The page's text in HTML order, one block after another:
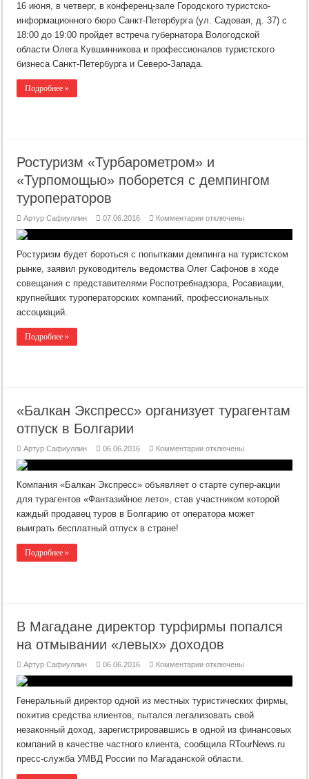
турбизнес
Петербурга
встречу
16 июня, в четверг, в конференц-зале Городского туристско-
информационного бюро Санкт-Петербурга (ул. Садовая, д. 37) с
18:00 до 19:00 пройдет встреча губернатора Вологодской
области Олега Кувшинникова и профессионалов туристского
бизнеса Санкт-Петербурга и Северо-Запада.
Подробнее »
Ростуризм «Турбарометром» и
«Турпомощью» поборется с демпингом
туроператоров
Артур Сафиуллин 07.06.2016 Комментариик
«Турбарометром»
«Турпомощью»
поборется
демпингом
отключены
Ростуризм будет бороться с попытками демпинга на туристском
рынке, заявил руководитель ведомства Олег Сафонов в ходе
совещания с представителями Роспотребнадзора, Росавиации,
крупнейших туроператорских компаний, профессиональных
ассоциаций.
Подробнее »
«Балкан Экспресс» организует турагентам
отпуск в Болгарии
Артур Сафиуллин 06.06.2016 Комментариик
Экспресс»
турагентам
отпуск
Болгарии
отключены
Компания «Балкан Экспресс» объявляет о старте супер-акции
для турагентов «Фантазийное лето», став участником которой
каждый продавец туров в Болгарию от оператора может
выиграть бесплатный отпуск в стране!
Подробнее »
В Магадане директор турфирмы попался
на отмывании «левых» доходов
Артур Сафиуллин 06.06.2016 Комментариик
Магадане
турфирмы
попался
отмывании
доходов
отключены
Генеральный директор одной из местных туристических фирмы,
похитив средства клиентов, пытался легализовать свой
незаконный доход, зарегистрировавшись в одной из финансовых
компаний в качестве частного клиента, сообщила RTourNews.ru
пресс-служба УМВД России по Магаданской области.